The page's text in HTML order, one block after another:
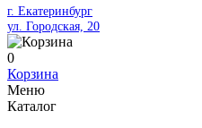
г. Екатеринбург
ул. Городская, 20
0
Корзина
Меню
Каталог